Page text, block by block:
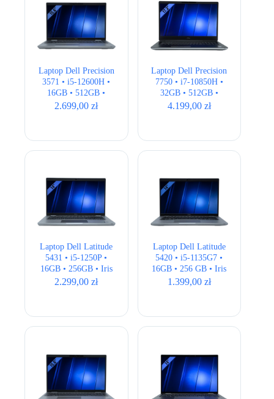
Laptop Dell Precision
3571 • i5-12600H •
16GB • 512GB •
T600 4GB • 15,6″
2.699,00zł
Laptop Dell Precision
7750 • i7-10850H •
32GB • 512GB •
Quadro RTX 3000
4.199,00 zł
Laptop Dell Latitude
5431 • i5-1250P •
16GB • 256GB • Iris
Xe • 14″ Full HD
2.299,00zł
Laptop Dell Latitude
5420 • i5-1135G7 •
16GB • 256 GB • Iris
Xe • 14″ Full HD
1.399,00 zł